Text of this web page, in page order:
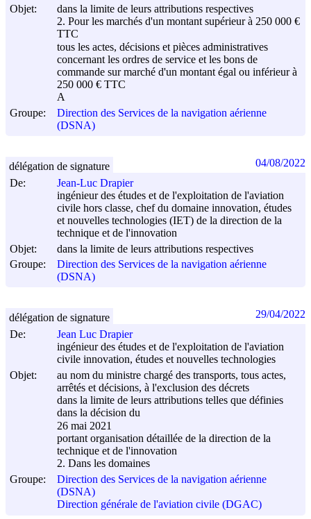
Objet:
dans la limite de leurs attributions respectives
2. Pour les marchés d'un montant supérieur à 250 000 €
TTC
tous les actes, décisions et pièces administratives
concernant les ordres de service et les bons de
commande sur marché d'un montant égal ou inférieur à
250 000 € TTC
A
Groupe:
Direction des Services de la navigation aérienne
(DSNA)
De:
Jean-Luc Drapier
ingénieur des études et de l'exploitation de l'aviation
civile hors classe, chef du domaine innovation, études
et nouvelles technologies (IET) de la direction de la
technique et de l'innovation
Objet:
dans la limite de leurs attributions respectives
Groupe:
Direction des Services de la navigation aérienne
(DSNA)
délégation de signature 04/08/2022
De:
Jean Luc Drapier
ingénieur des études et de l'exploitation de l'aviation
civile innovation, études et nouvelles technologies
Objet:
au nom du ministre chargé des transports, tous actes,
arrêtés et décisions, à l'exclusion des décrets
dans la limite de leurs attributions telles que définies
dans la décision du
26 mai 2021
portant organisation détaillée de la direction de la
technique et de l'innovation
2. Dans les domaines
Groupe:
Direction des Services de la navigation aérienne
(DSNA)
Direction générale de l'aviation civile (DGAC)
délégation de signature 29/04/2022